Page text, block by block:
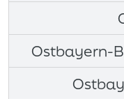
Ostbayern-